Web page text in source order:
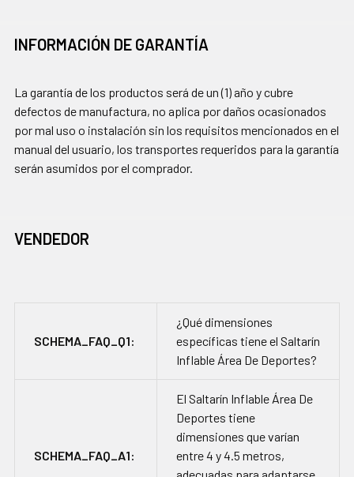
INFORMACIÓN DE GARANTÍA
La garantía de los productos será de un (1) año y cubre
defectos de manufactura, no aplica por daños ocasionados
por mal uso o instalación sin los requisitos mencionados en el
manual del usuario, los transportes requeridos para la garantía
serán asumidos por el comprador.
VENDEDOR
SCHEMA_FAQ_Q1:
¿Qué dimensiones
específicas tiene el Saltarín
Inflable Área De Deportes?
SCHEMA_FAQ_A1:
El Saltarín Inflable Área De
Deportes tiene
dimensiones que varían
entre 4 y 4.5 metros,